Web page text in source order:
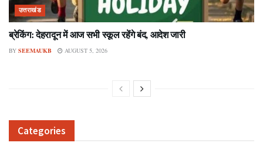
उत्तराखंड
ब्रेकिंग: देहरादून में आज सभी स्कूल रहेंगे बंद, आदेश जारी
BY SEEMAUKB AUGUST 5, 2026
Categories